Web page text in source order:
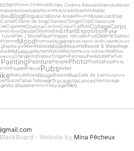
Affiches CinémaAffiches Cinéma RessemblancesAlcool
AnniversaireAquarelleArbreArticleAsieAtelier
BleuBlogBlogueursBonne AnnéeBouche BouletJobShop
CarnetChaine de blogChanteur/SingerChatChaussure
CigaretteCinémaCochonCoeurCoiffureCollageCorps
DdoooDessinDoudouEauEnfantExpositionFake
cuivreFilm / MovieFleurFringues ridiculesFruitGalerieGateau
HommeMoodHumourHygièneInde Japon JardinJaune Jouet
Maigre MainMaladeModelMaquetteBeauté & Maquillage
MusiqueMyriamNatureNichonNicole Kidman NoëlNoir
OrangeOrdinateurOrigamiPanneauParéidolieParfum
PeinturePeoplePhotoPhotoshopPicto
PoupéePressePubsReflet
RidiculeRoseRougeRousseRueSalle de bainSculpture
SucreTabacTatouageTrucageVacancesVernissage
VocabulaireVoitureVoyageWeb
- Website by Mina Pêcheux